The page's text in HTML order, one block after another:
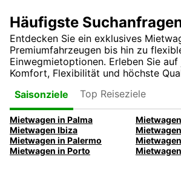
Häufigste
Entdecken Sie ein exklusives
Premiumfahrzeugen bis hin zu
Einwegmietoptionen. Erleben Sie auf
Komfort, Flexibilität und höchste
Saisonziele
Top Reiseziele
Mietwagen in Palma
Mietwagen Ibiza
Mietwagen in Palermo
Mietwagen in Porto